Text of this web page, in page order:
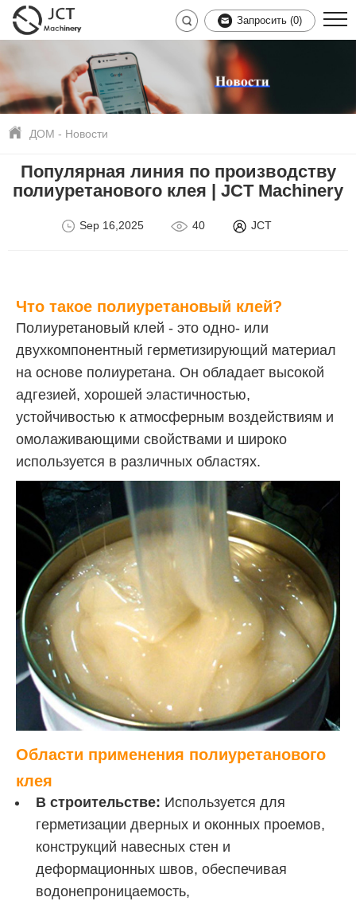
Запросить (0)
ДОМ - Новости
Популярная линия по производству
полиуретанового клея | JCT Machinery
Sep 16,2025 40 JCT
Что такое полиуретановый клей?
Полиуретановый клей - это одно- или
двухкомпонентный герметизирующий материал
на основе полиуретана. Он обладает высокой
адгезией, хорошей эластичностью,
устойчивостью к атмосферным воздействиям и
омолаживающими свойствами и широко
используется в различных областях.
Области применения полиуретанового
клея
В строительстве: Используется для
герметизации дверных и оконных проемов,
конструкций навесных стен и
деформационных швов, обеспечивая
водонепроницаемость,